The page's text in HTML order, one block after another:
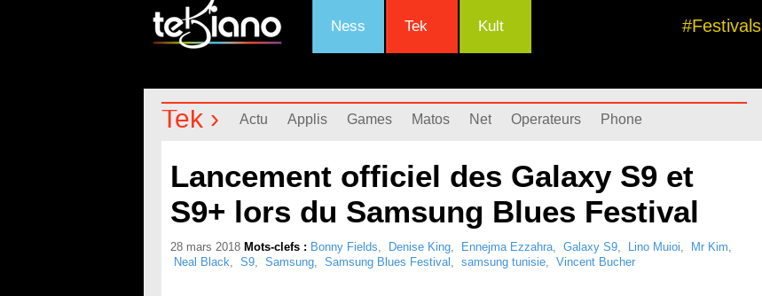
Ness Tek Kult #Festivals
Tek › Actu Applis Games Matos Net Operateurs Phone
Lancement officiel des Galaxy S9 et
S9+ lors du Samsung Blues Festival
28 mars 2018 Mots-clefs : Bonny Fields, Denise King, Ennejma Ezzahra, Galaxy S9, Lino Muioi, Mr Kim,
Neal Black, S9, Samsung, Samsung Blues Festival , samsung tunisie, Vincent Bucher